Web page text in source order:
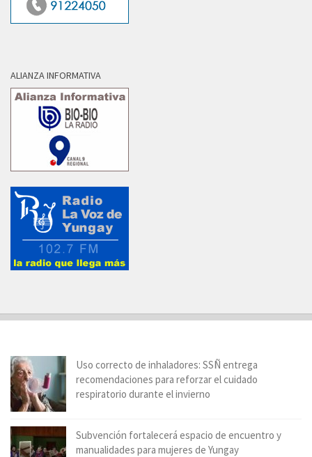
ALIANZA INFORMATIVA
Uso correcto de inhaladores: SSÑ entrega
recomendaciones para reforzar el cuidado
respiratorio durante el invierno
Subvención fortalecerá espacio de encuentro y
manualidades para mujeres de Yungay